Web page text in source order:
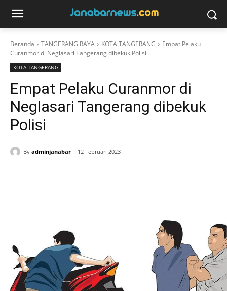
Beranda TANGERANG RAYA KOTA TANGERANG
Empat Pelaku
Curanmor di Neglasari Tangerang dibekuk Polisi
KOTA TANGERANG
Empat Pelaku Curanmor di
Neglasari Tangerang dibekuk
Polisi
By adminjanabar 12 Februari 2023